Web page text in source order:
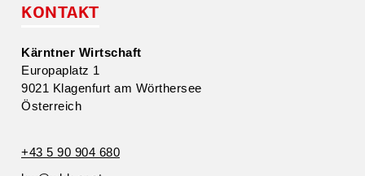
KONTAKT
Kärntner Wirtschaft
Europa­platz 1
9021 Klagenfurt am Wörthersee
Öster­reich
+43 5 90 904 680